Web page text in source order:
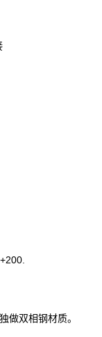
做双相钢材质。